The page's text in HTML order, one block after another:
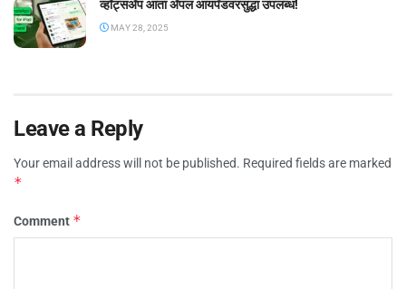
व्हॉट्सॲप आता ॲपल आयपॅडवरसुद्धा उपलब्ध!
MAY 28, 2025
Leave a Reply
Your email address will not be published. Required fields are marked
*
Comment *